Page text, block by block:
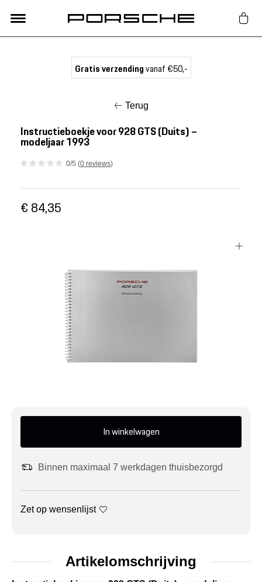
Nieuw
Klantenservice
Meer Porsche
Gratis verzendingvanaf €50,-
Terug
Instructieboekje voor 928 GTS (Duits) –
modeljaar 1993
0/5 (0 reviews)
€ 84,35
In winkelwagen
Binnen maximaal 7 werkdagen thuisbezorgd
Zet op wensenlijst
Artikelomschrijving